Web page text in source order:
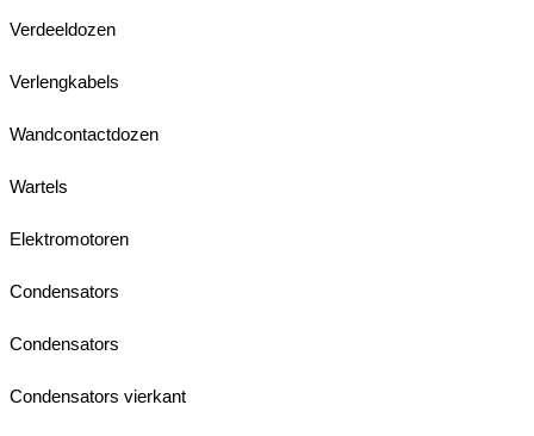
Verdeeldozen
Verlengkabels
Wandcontactdozen
Wartels
Elektromotoren
Condensators
Condensators
Condensators vierkant